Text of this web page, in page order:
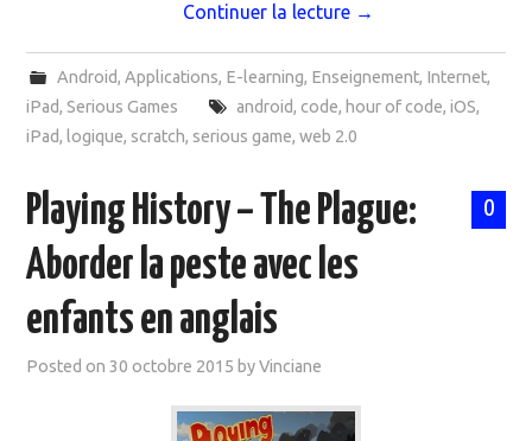
Continuer la lecture →
Android, Applications, E-learning, Enseignement, Internet,
iPad, Serious Games android, code, hour of code, iOS,
iPad, logique, scratch, serious game,web 2.0
0
Playing History – The Plague:
Aborder la peste avec les
enfants en anglais
Posted on30 octobre 2015 byVinciane